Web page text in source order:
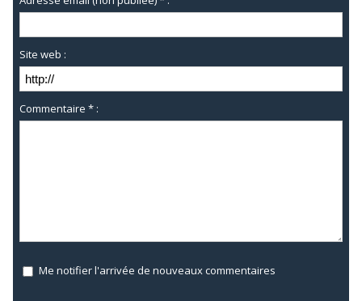
Site web :
Commentaire * :
Me notifier l'arrivée de nouveaux commentaires